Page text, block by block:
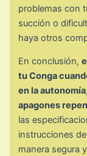
problemas con
succión o
haya otros
En conclusión,
tu Conga
en la
apagones
las
instrucciones
manera segura